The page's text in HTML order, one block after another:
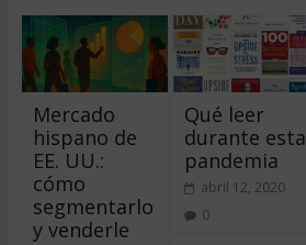
Mercado
hispano de
EE. UU.:
cómo
segmentarlo
y venderle
Qué leer
durante esta
pandemia
abril 12, 2020
0